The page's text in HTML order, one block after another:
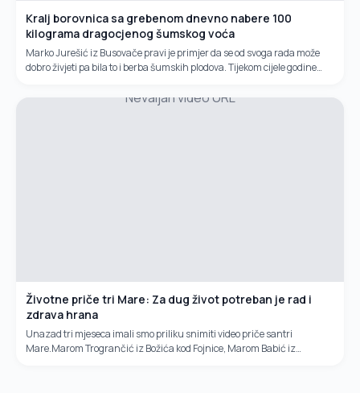
Kralj borovnica sa grebenom dnevno nabere 100
kilograma dragocjenog šumskog voća
Marko Jurešić iz Busovače pravi je primjer da se od svoga rada može
dobro živjeti pa bila to i berba šumskih plodova. Tijekom cijele godine
Nevaljan video URL
Životne priče tri Mare: Za dug život potreban je rad i
zdrava hrana
Unazad tri mjeseca imali smo priliku snimiti video priče santri
Mare.Marom Trogrančić iz Božića kod Fojnice, Marom Babić iz